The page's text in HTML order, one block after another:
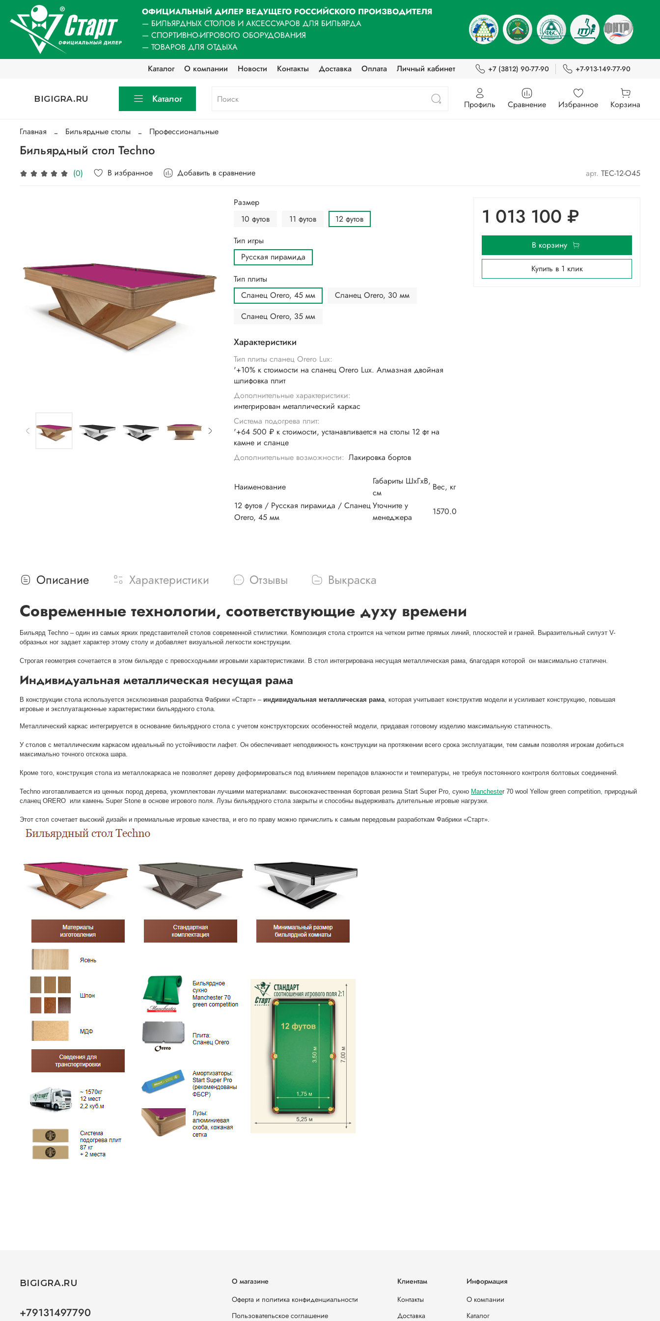
ОФИЦИАЛЬНЫЙ ДИЛЕР ВЕДУЩЕГО РОССИЙСКОГО ПРОИЗВОДИТЕЛЯ
— БИЛЬЯРДНЫХ СТОЛОВ И АКСЕССУАРОВ ДЛЯ БИЛЬЯРДА
— СПОРТИВНО-ИГРОВОГО ОБОРУДОВАНИЯ
— ТОВАРОВ ДЛЯ ОТДЫХА
Каталог
О компании Новости Контакты Доставка Оплата Личный кабинет +7 (3812) 90-77-90 +7-913-149-77-90
BIGIGRA.RU Каталог Профиль Сравнение Избранное Корзина
Главная Бильярдные столы Профессиональные
Бильярдный стол Techno
(0) В избранное Добавить в сравнение арт. TEC-12-O45
Размер
10 футов
11 футов
12 футов
Тип игры
Русская пирамида
Тип плиты
Сланец Orero, 45 мм
Сланец Orero, 30 мм
Сланец Orero, 35 мм
Характеристики
Тип плиты сланец Orero Lux:
'+10% к стоимости на сланец Orero Lux. Алмазная двойная
шлифовка плит
Дополнительные характеристики:
интегрирован металлический каркас
Система подогрева плит:
'+64 500 ₽ к стоимости, устанавливается на столы 12 фт на
камне и сланце
Дополнительные возможности: Лакировка бортов
Наименование
Габариты ШхГхВ,
см
Вес, кг
12 футов / Русская пирамида / Сланец
Orero, 45 мм
Уточните у
менеджера
1570.0
1 013 100 ₽
В корзину
Купить в 1 клик
Описание Характеристики Отзывы Выкраска
Современные технологии, соответствующие духу времени
Бильярд Techno – один из самых ярких представителей столов современной стилистики. Композиция стола строится на четком ритме прямых линий, плоскостей и граней. Выразительный силуэт V-
образных ног задает характер этому столу и добавляет визуальной легкости конструкции.
Строгая геометрия сочетается в этом бильярде с превосходными игровыми характеристиками. В стол интегрирована несущая металлическая рама, благодаря которой он максимально статичен.
Индивидуальная металлическая несущая рама
В конструкции стола используется эксклюзивная разработка Фабрики «Старт» – индивидуальная металлическая рама , которая учитывает конструктив модели и усиливает конструкцию, повышая
игровые и эксплуатационные характеристики бильярдного стола.
Металлический каркас интегрируется в основание бильярдного стола с учетом конструкторских особенностей модели, придавая готовому изделию максимальную статичность.
У столов с металлическим каркасом идеальный по устойчивости лафет. Он обеспечивает неподвижность конструкции на протяжении всего срока эксплуатации, тем самым позволяя игрокам добиться
максимально точного отскока шара.
Кроме того, конструкция стола из металлокаркаса не позволяет дереву деформироваться под влиянием перепадов влажности и температуры, не требуя постоянного контроля болтовых соединений.
Techno изготавливается из ценных пород дерева, укомплектован лучшими материалами: высококачественная бортовая резина Start Super Pro, сукно Manchester 70 wool Yellow green competition природный
сланец ORERO или камень Super Stone в основе игрового поля. Лузы бильярдного стола закрыты и способны выдерживать длительные игровые нагрузки.
Этот стол сочетает высокий дизайн и премиальные игровые качества, и его по праву можно причислить к самым передовым разработкам Фабрики «Старт».
О магазине
Оферта и политика конфиденциальности
Пользовательское соглашение
Клиентам
Контакты
Доставка
Информация
О компании
Каталог
BIGIGRA.RU
+79131497790